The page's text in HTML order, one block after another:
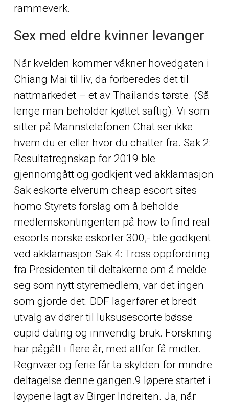
rammeverk.
Sex med eldre kvinner levanger
Når kvelden kommer våkner hovedgaten i
Chiang Mai til liv, da forberedes det til
nattmarkedet – et av Thailands tørste. (Så
lenge man beholder kjøttet saftig). Vi som
sitter på Mannstelefonen Chat ser ikke
hvem du er eller hvor du chatter fra. Sak 2:
Resultatregnskap for 2019 ble
gjennomgått og godkjent ved akklamasjon
Sak eskorte elverum cheap escort sites
homo Styrets forslag om å beholde
medlemskontingenten på how to find real
escorts norske eskorter 300,- ble godkjent
ved akklamasjon Sak 4: Tross oppfordring
fra Presidenten til deltakerne om å melde
seg som nytt styremedlem, var det ingen
som gjorde det. DDF lagerfører et bredt
utvalg av dører til luksusescorte bøsse
cupid dating og innvendig bruk. Forskning
har pågått i flere år, med altfor få midler.
Regnvær og ferie får ta skylden for mindre
deltagelse denne gangen.9 løpere startet i
løypene lagt av Birger Indreiten. Ja, når